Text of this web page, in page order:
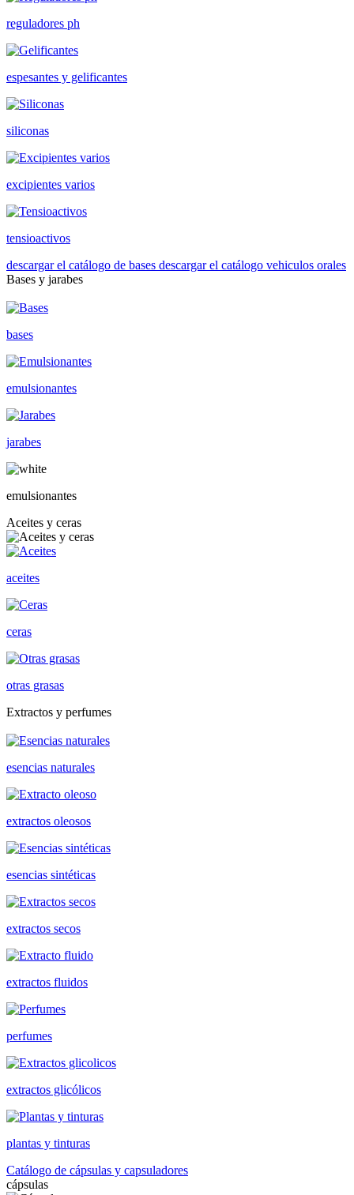
reguladores ph
espesantes y gelificantes
siliconas
excipientes varios
tensioactivos
descargar el catálogo de bases descargar el catálogo vehiculos orales
Bases y jarabes
bases
emulsionantes
jarabes
emulsionantes
Aceites y ceras
aceites
ceras
otras grasas
Extractos y perfumes
esencias naturales
extractos oleosos
esencias sintéticas
extractos secos
extractos fluidos
perfumes
extractos glicólicos
plantas y tinturas
Catálogo de cápsulas y capsuladores
cápsulas